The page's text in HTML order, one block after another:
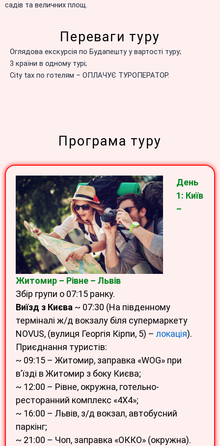
садів та величних площ.
Переваги туру
Оглядова екскурсія по Будапешту у вартості туру;
3 країни в одному турі;
Сity tax по готелям – ОПЛАЧУЄ ТУРОПЕРАТОР.
Програма туру
День
1: Київ
–
Житомир – Рівне – Львів
Збір групи о 07:15 ранку.
Виїзд з Києва ~ 07:30 (На південному
терміналі ж/д вокзалу біля супермаркету
NOVUS, (вулиця Георгія Кірпи, 5) – локація).
Приєднання туристів:
~ 09:15 – Житомир, заправка «WOG» при
в’їзді в Житомир з боку Києва;
~ 12:00 – Рівне, окружна, готельно-
ресторанний комплекс «4Х4»;
~ 16:00 – Львів, з/д вокзал, автобусний
паркінг;
~ 21:00 – Чоп, заправка «ОККО» (окружна).